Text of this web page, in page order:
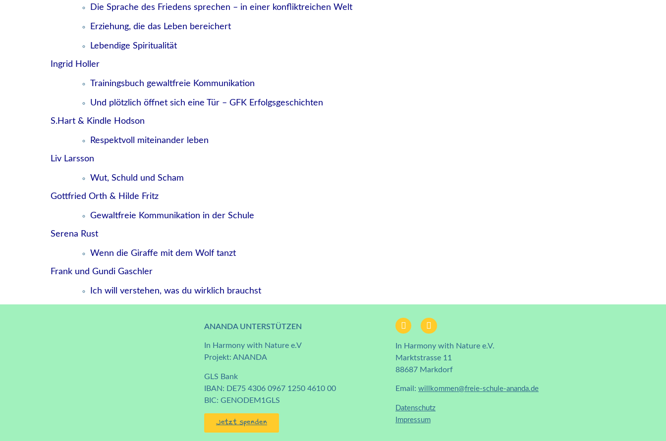
Die Sprache des Friedens sprechen – in einer konfliktreichen Welt
Erziehung, die das Leben bereichert
Lebendige Spiritualität
Ingrid Holler
Trainingsbuch gewaltfreie Kommunikation
Und plötzlich öffnet sich eine Tür – GFK Erfolgsgeschichten
S.Hart & Kindle Hodson
Respektvoll miteinander leben
Liv Larsson
Wut, Schuld und Scham
Gottfried Orth & Hilde Fritz
Gewaltfreie Kommunikation in der Schule
Serena Rust
Wenn die Giraffe mit dem Wolf tanzt
Frank und Gundi Gaschler
Ich will verstehen, was du wirklich brauchst
ANANDA UNTERSTÜTZEN
In Harmony with Nature e.V
Projekt: ANANDA
GLS Bank
IBAN: DE75 4306 0967 1250 4610 00
BIC: GENODEM1GLS
Jetzt spenden
In Harmony with Nature e.V.
Marktstrasse 11
88687 Markdorf
Email: willkommen@freie-schule-ananda.de
Datenschutz
Impressum